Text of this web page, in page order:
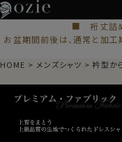
■ 裄丈詰
お盆期間前後は、通常と加
HOME メンズシャツ 衿型か